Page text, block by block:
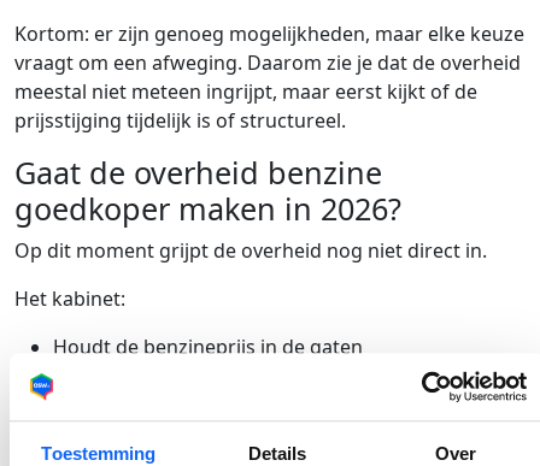
Toestemming Details Over
Kortom: er zijn genoeg mogelijkheden, maar elke keuze
vraagt om een afweging. Daarom zie je dat de overheid
meestal niet meteen ingrijpt, maar eerst kijkt of de
prijsstijging tijdelijk is of structureel.
Gaat de overheid benzine
goedkoper maken in 2026?
Op dit moment grijpt de overheid nog niet direct in.
Het kabinet:
Houdt de benzineprijs in de gaten
Wacht of het om een tijdelijke stijging gaat
Overweegt maatregelen als prijzen structureel